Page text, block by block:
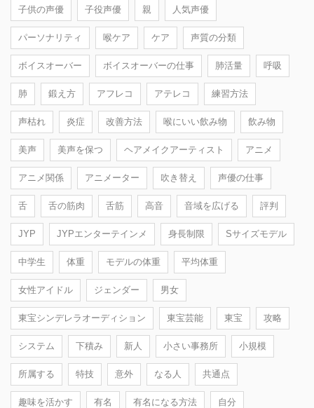
子供の声優 子役声優 親 人気声優
パーソナリティ 喉ケア ケア 声質の分類
ボイスオーバー ボイスオーバーの仕事 肺活量 呼吸
肺 鍛え方 アフレコ アテレコ 練習方法
声枯れ 炎症 改善方法 喉にいい飲み物 飲み物
美声 美声を保つ ヘアメイクアーティスト アニメ
アニメ関係 アニメーター 吹き替え 声優の仕事
舌 舌の筋肉 舌筋 高音 音域を広げる 評判
JYP JYPエンターテインメ 身長制限 Sサイズモデル
中学生 体重 モデルの体重 平均体重
女性アイドル ジェンダー 男女
東宝シンデレラオーディション 東宝芸能 東宝 攻略
システム 下積み 新人 小さい事務所 小規模
所属する 特技 意外 なる人 共通点
趣味を活かす 有名 有名になる方法 自分